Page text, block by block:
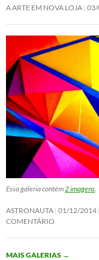
A ARTE EM NOVA LOJA
Essa galeria contém 2 imagens
ASTRONAUTA 01/12/2014
COMENTÁRIO
MAIS GALERIAS →